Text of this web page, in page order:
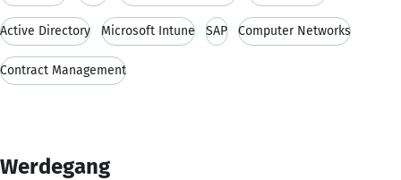
Active Directory Microsoft Intune SAP Computer Networks
Contract Management
Werdegang